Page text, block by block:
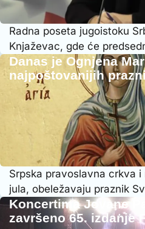
Radna poseta jugoistoku
Knjaževac, gde će
Danas je Ognjena
najpoštovanijih
Srpska pravoslavna crkva
jula, obeležavaju praznik
Koncertima Jovane
završeno 65. izdanje